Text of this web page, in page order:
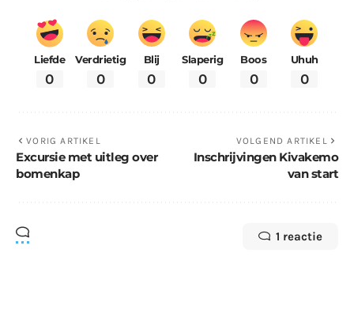
Liefde
0
Verdrietig
0
Blij
0
Slaperig
0
Boos
0
Uhuh
0
VORIG ARTIKEL
Excursie met uitleg over
bomenkap
VOLGEND ARTIKEL
Inschrijvingen Kivakemo
van start
1 reactie